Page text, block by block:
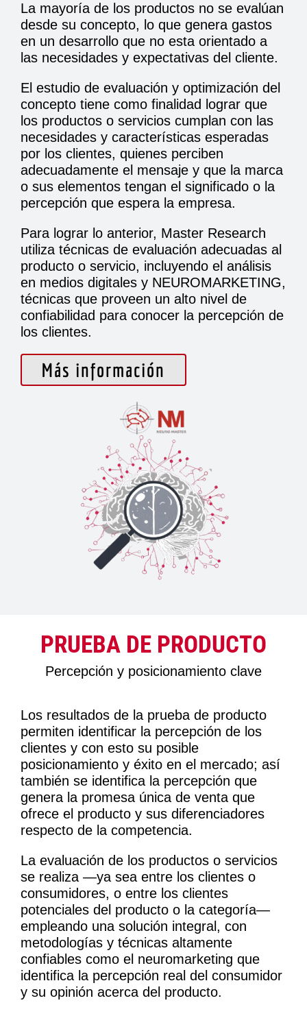
La mayoría de los productos no se evalúan
desde su concepto, lo que genera gastos
en un desarrollo que no esta orientado a
las necesidades y expectativas del cliente.
El estudio de evaluación y optimización del
concepto tiene como finalidad lograr que
los productos o servicios cumplan con las
necesidades y características esperadas
por los clientes, quienes perciben
adecuadamente el mensaje y que la marca
o sus elementos tengan el significado o la
percepción que espera la empresa.
Para lograr lo anterior, Master Research
utiliza técnicas de evaluación adecuadas al
producto o servicio, incluyendo el análisis
en medios digitales y NEUROMARKETING,
técnicas que proveen un alto nivel de
confiabilidad para conocer la percepción de
los clientes.
Más información
PRUEBA DE PRODUCTO
Percepción y posicionamiento clave
Los resultados de la prueba de producto
permiten identificar la percepción de los
clientes y con esto su posible
posicionamiento y éxito en el mercado; así
también se identifica la percepción que
genera la promesa única de venta que
ofrece el producto y sus diferenciadores
respecto de la competencia.
La evaluación de los productos o servicios
se realiza —ya sea entre los clientes o
consumidores, o entre los clientes
potenciales del producto o la categoría—
empleando una solución integral, con
metodologías y técnicas altamente
confiables como el neuromarketing que
identifica la percepción real del consumidor
y su opinión acerca del producto.